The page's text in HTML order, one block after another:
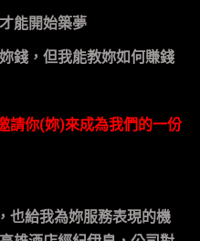
能開始築夢
錢，但我能教妳如何賺錢
請你(妳)來成為我們的一份
也給我為妳服務表現的機